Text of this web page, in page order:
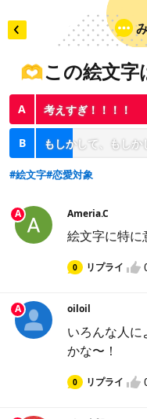
🫶この絵文字
A 考えすぎ！！！！
B もしかして、もしか
#絵文字#恋愛対象
A Ameria.C
絵文字に特に
0 リプライ
A oiloil
いろんな人
かな〜！
0 リプライ